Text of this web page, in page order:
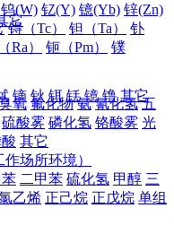
钨(W) 钇(Y) 镱(Yb) 锌(Zn)
锝（Tc） 钽（Ta）
钋
Ra） 钷（Pm）
镤
氧 氟化物 氨 氰化氢 五
硫酸雾 磷化氢 铬酸雾 光
其它
场所环境）
二甲苯 硫化氢 甲醇 三
乙烯 正己烷 正戊烷 单组
它
镝 钬 铒 铥 镱 镥 其它